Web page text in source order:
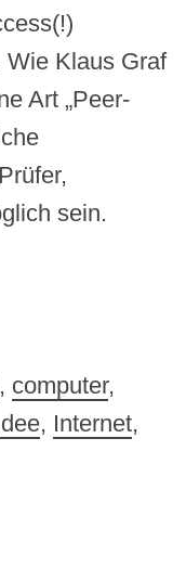
Klaus Graf
Art „Peer-
sein.
computer,
, Internet,